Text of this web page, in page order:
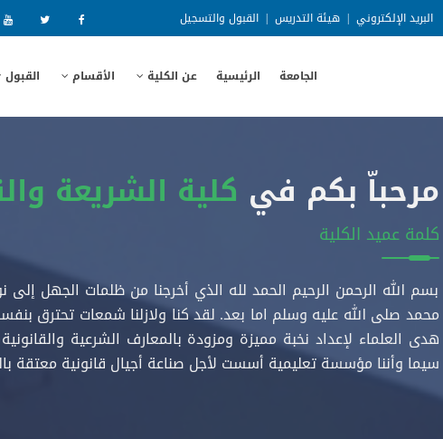
البريد الإلكتروني | هيئة التدريس | القبول والتسجيل
الجامعة الرئيسية عن الكلية الأقسام القبول
مرحباّ بكم في كلية الشريعة
كلمة عميد الكلية
بسم الله الرحمن الرحيم الحمد لله الذي أخرجنا من ظلمات الجهل إلى
محمد صلى الله عليه وسلم اما بعد. لقد كنا ولازلنا شمعات تحترق
هدى العلماء لإعداد نخبة مميزة ومزودة بالمعارف الشرعية
سيما وأننا مؤسسة تعليمية أسست لأجل صناعة أجيال قانونية معتقة